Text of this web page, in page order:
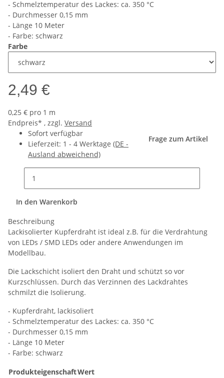
- Schmelztemperatur des Lackes: ca. 350 °C
- Durchmesser 0,15 mm
- Länge 10 Meter
- Farbe: schwarz
Farbe
2,49 €
0,25 € pro 1 m
Endpreis* , zzgl. Versand
Sofort verfügbar
Lieferzeit: 1 - 4 Werktage (DE -
Ausland abweichend)
Frage zum Artikel
In den Warenkorb
Beschreibung
Lackisolierter Kupferdraht ist ideal z.B. für die Verdrahtung
von LEDs / SMD LEDs oder andere Anwendungen im
Modellbau.
Die Lackschicht isoliert den Draht und schützt so vor
Kurzschlüssen. Durch das Verzinnen des Lackdrahtes
schmilzt die Isolierung.
- Kupferdraht, lackisoliert
- Schmelztemperatur des Lackes: ca. 350 °C
- Durchmesser 0,15 mm
- Länge 10 Meter
- Farbe: schwarz
ProdukteigenschaftWert